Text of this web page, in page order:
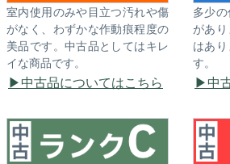
室内使用のみや目立つ汚れや傷
がなく、わずかな作動痕程度の
美品です。中古品としてはキレ
イな商品です。
中古品についてはこちら
多少
があ
はあ
す。
中